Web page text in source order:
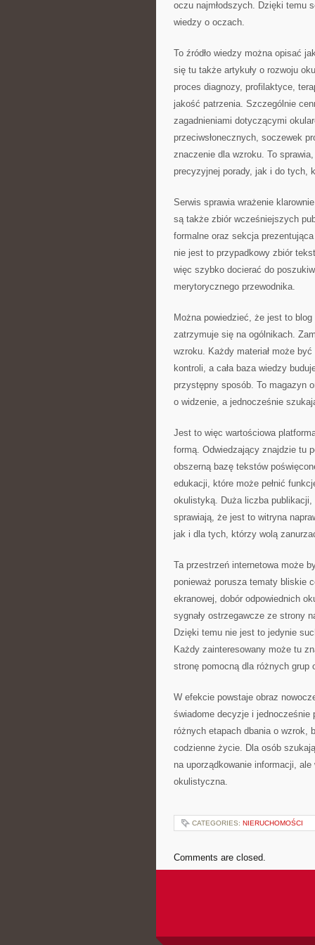
oczu najmłodszych. Dzięki temu
wiedzy o oczach.
To źródło wiedzy można opisać
się tu także artykuły o rozwoju
proces diagnozy, profilaktyce,
jakość patrzenia. Szczególnie
zagadnieniami dotyczącymi
przeciwsłonecznych, soczewek
znaczenie dla wzroku. To
precyzyjnej porady, jak i do tych,
Serwis sprawia wrażenie
są także zbiór wcześniejszych
formalne oraz sekcja
nie jest to przypadkowy zbiór
więc szybko docierać do
merytorycznego przewodnika.
Można powiedzieć, że jest to
zatrzymuje się na ogólnikach.
wzroku. Każdy materiał może
kontroli, a cała baza wiedzy
przystępny sposób. To magazyn
o widzenie, a jednocześnie
Jest to więc wartościowa
formą. Odwiedzający znajdzie tu
obszerną bazę tekstów
edukacji, które może pełnić
okulistyką. Duża liczba publikacji,
sprawiają, że jest to witryna
jak i dla tych, którzy wolą
Ta przestrzeń internetowa może
ponieważ porusza tematy bliskie
ekranowej, dobór odpowiednich
sygnały ostrzegawcze ze strony
Dzięki temu nie jest to jedynie
Każdy zainteresowany może tu
stronę pomocną dla różnych grup
W efekcie powstaje obraz
świadome decyzje i jednocześnie
różnych etapach dbania o wzrok,
codzienne życie. Dla osób
na uporządkowanie informacji,
okulistyczna.
CATEGORIES: NIERUCHOMOŚCI
Comments are closed.